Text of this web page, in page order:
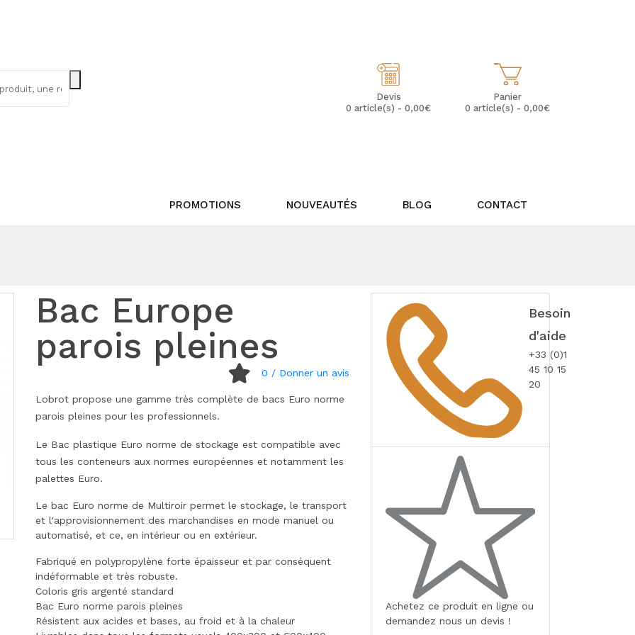
Panier
0 article(s) - 0,00€
Devis
0 article(s) - 0,00€
PROMOTIONS NOUVEAUTÉS BLOG CONTACT
Bac Europe
parois pleines
0 / Donner un avis
Lobrot propose une gamme très complète de bacs Euro norme
parois pleines pour les professionnels.
Le Bac plastique Euro norme de stockage est compatible avec
tous les conteneurs aux normes européennes et notamment les
palettes Euro.
Le bac Euro norme de Multiroir permet le stockage, le transport
et l'approvisionnement des marchandises en mode manuel ou
automatisé, et ce, en intérieur ou en extérieur.
Fabriqué en polypropylène forte épaisseur et par conséquent
indéformable et très robuste.
Coloris gris argenté standard
Bac Euro norme parois pleines
Résistent aux acides et bases, au froid et à la chaleur
Besoin
d'aide
+33 (0)1
45 10 15
20
Achetez ce produit en ligne ou
demandez nous un devis !